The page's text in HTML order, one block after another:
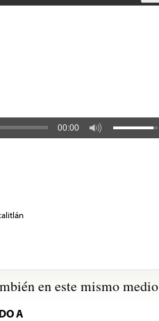
00:00
en este mismo medio
A